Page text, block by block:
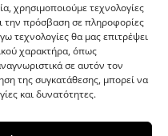
χρησιμοποιούμε τεχνολογίες
την πρόσβαση σε πληροφορίες
τεχνολογίες θα μας επιτρέψει
χαρακτήρα, όπως
σε αυτόν τον
της συγκατάθεσης, μπορεί να
και δυνατότητες.